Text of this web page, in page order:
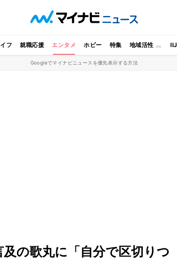
フ 就職応援 エンタメ ホビー 特集 地域活性 IIJ
Googleでマイナビニュースを優先表示する方法
の歌丸に「自分で区切りつ